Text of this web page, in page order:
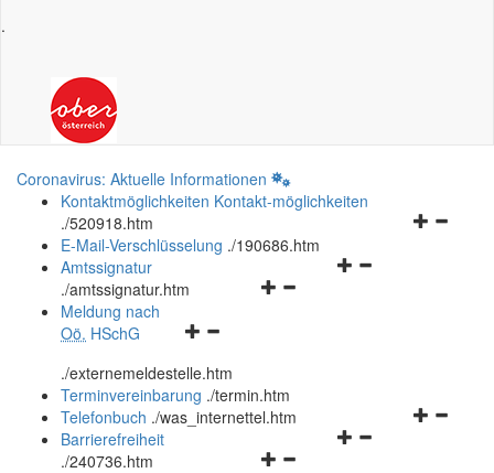
.
Coronavirus: Aktuelle Informationen
Kontaktmöglichkeiten Kontakt-möglichkeiten
./520918.htm
Navigationsmenü
E-Mail-Verschlüsselung ./190686.htm
Navigationsmenü
Amtssignatur
./amtssignatur.htm
Navigationsmenü
und
schließen
Meldung nach
Oö. HSchG
./externemeldestelle.htm
Terminvereinbarung ./termin.htm
Navigationsmenü
Telefonbuch ./was_internettel.htm
Navigationsmenü
Barrierefreiheit
./240736.htm